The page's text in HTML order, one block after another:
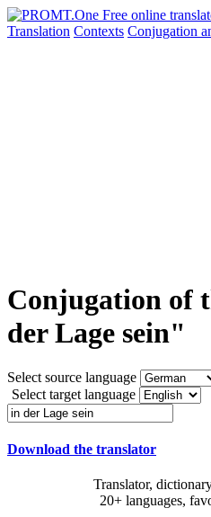
Translation Contexts Conjugation
Conjugation of
der Lage sein"
Select source language
Select target language
Download the translator
Translator,
20+ languages,